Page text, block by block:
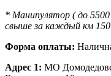
* Манипулятор ( до 5500
свыше за каждый км 150
Форма оплаты:
Адрес 1: МО